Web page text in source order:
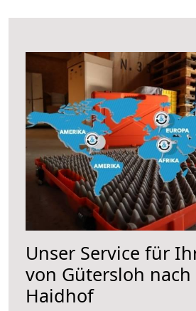
Unser Service für
von Gütersloh
Haidhof